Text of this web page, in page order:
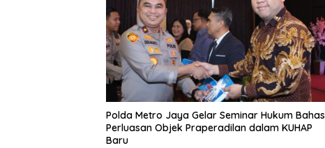
Polda Metro Jaya Gelar Seminar Hukum Bahas
Perluasan Objek Praperadilan dalam KUHAP
Baru